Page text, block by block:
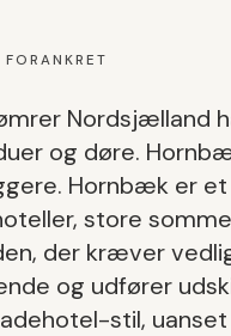
Nordsjælland
og døre.
Hornbæk er
store
der kræver
og udfører
stil,